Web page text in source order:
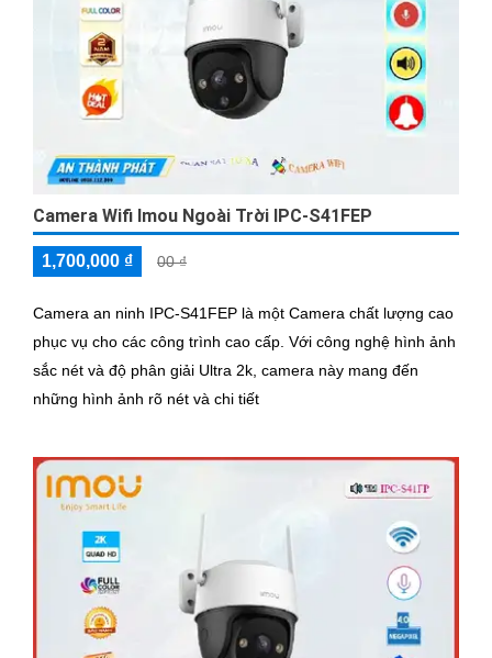
Camera Wifi Imou Ngoài Trời IPC-S41FEP
1,700,000 ₫ 00 ₫
Camera an ninh IPC-S41FEP là một Camera chất lượng cao
phục vụ cho các công trình cao cấp. Với công nghệ hình ảnh
sắc nét và độ phân giải Ultra 2k, camera này mang đến
những hình ảnh rõ nét và chi tiết